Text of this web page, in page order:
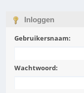
Inloggen
Gebruikersnaam:
Wachtwoord: